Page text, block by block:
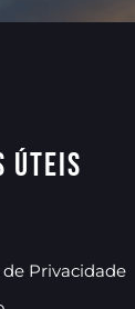
úteis
Privacidade